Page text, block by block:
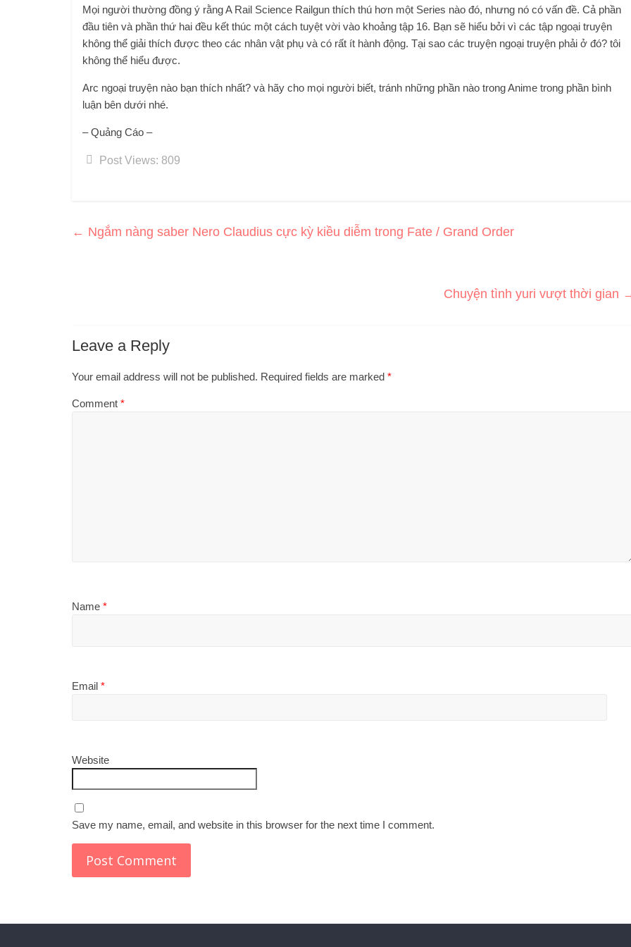
Mọi người thường đồng ý rằng A Rail Science Railgun thích thú hơn một Series nào đó, nhưng nó có vấn đề. Cả phần
đầu tiên và phần thứ hai đều kết thúc một cách tuyệt vời vào khoảng tập 16. Bạn sẽ hiểu bởi vì các tập ngoại truyện
không thể giải thích được theo các nhân vật phụ và có rất ít hành động. Tại sao các truyện ngoại truyện phải ở đó? tôi
không thể hiểu được.
Arc ngoại truyện nào bạn thích nhất? và hãy cho mọi người biết, tránh những phần nào trong Anime trong phần bình
luận bên dưới nhé.
– Quảng Cáo –
Post Views: 809
← Ngắm nàng saber Nero Claudius cực kỳ kiều diễm trong Fate / Grand Order
Chuyện tình yuri vượt thời gian
Leave a Reply
Your email address will not be published. Required fields are marked *
Comment *
Name *
Email *
Website
Save my name, email, and website in this browser for the next time I comment.